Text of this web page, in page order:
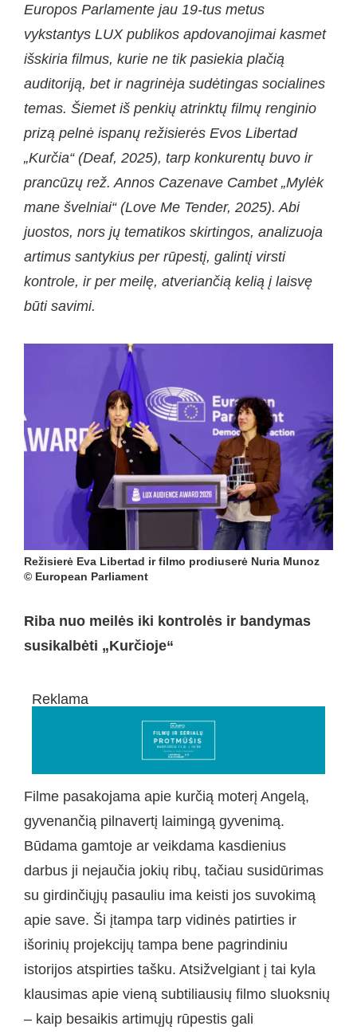
Europos Parlamente jau 19-tus metus
vykstantys LUX publikos apdovanojimai kasmet
išskiria filmus, kurie ne tik pasiekia plačią
auditoriją, bet ir nagrinėja sudėtingas socialines
temas. Šiemet iš penkių atrinktų filmų renginio
prizą pelnė ispanų režisierės Evos Libertad
„Kurčia“ (Deaf, 2025), tarp konkurentų buvo ir
prancūzų rež. Annos Cazenave Cambet „Mylėk
mane švelniai“ (Love Me Tender, 2025). Abi
juostos, nors jų tematikos skirtingos, analizuoja
artimus santykius per rūpestį, galintį virsti
kontrole, ir per meilę, atveriančią kelią į laisvę
būti savimi.
Režisierė Eva Libertad ir filmo prodiuserė Nuria Munoz
© European Parliament
Riba nuo meilės iki kontrolės ir bandymas
susikalbėti „Kurčioje“
Reklama
Filme pasakojama apie kurčią moterį Angelą,
gyvenančią pilnavertį laimingą gyvenimą.
Būdama gamtoje ar veikdama kasdienius
darbus ji nejaučia jokių ribų, tačiau susidūrimas
su girdinčiųjų pasauliu ima keisti jos suvokimą
apie save. Ši įtampa tarp vidinės patirties ir
išorinių projekcijų tampa bene pagrindiniu
istorijos atspirties tašku. Atsižvelgiant į tai kyla
klausimas apie vieną subtiliausių filmo sluoksnių
– kaip besaikis artimųjų rūpestis gali